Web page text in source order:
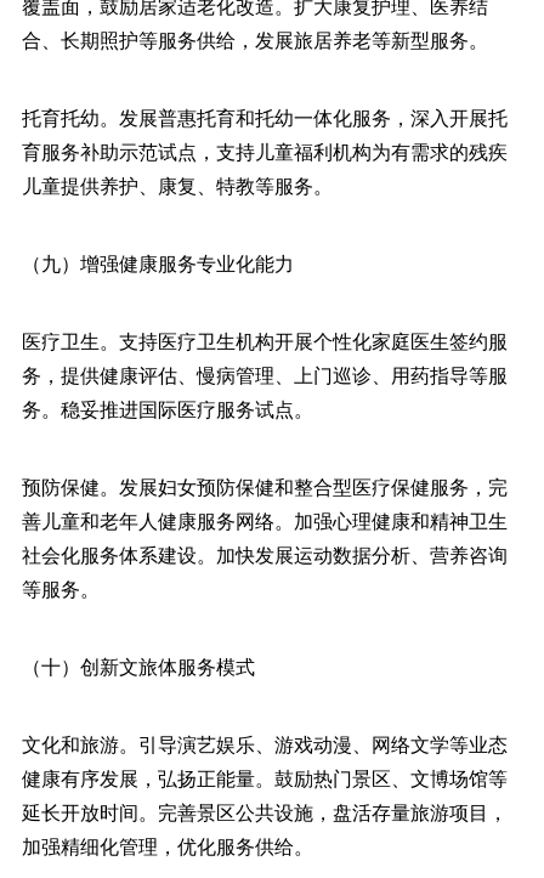
合、长期照护等服务供给，发展旅居养老等新型服务。
托育托幼。发展普惠托育和托幼一体化服务，深入开展托
育服务补助示范试点，支持儿童福利机构为有需求的残疾
儿童提供养护、康复、特教等服务。
（九）增强健康服务专业化能力
医疗卫生。支持医疗卫生机构开展个性化家庭医生签约服
务，提供健康评估、慢病管理、上门巡诊、用药指导等服
务。稳妥推进国际医疗服务试点。
预防保健。发展妇女预防保健和整合型医疗保健服务，完
善儿童和老年人健康服务网络。加强心理健康和精神卫生
社会化服务体系建设。加快发展运动数据分析、营养咨询
等服务。
（十）创新文旅体服务模式
文化和旅游。引导演艺娱乐、游戏动漫、网络文学等业态
健康有序发展，弘扬正能量。鼓励热门景区、文博场馆等
延长开放时间。完善景区公共设施，盘活存量旅游项目，
加强精细化管理，优化服务供给。